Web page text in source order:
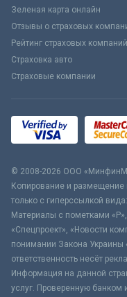
Зеленая карта онлайн
Отзывы о страховых
Рейтинг страховых компаний
Страховка авто
Страховые компании
© 2008-2026 ООО
Копирование и размещение
только с гиперссылкой
Материалы с пометками
«Спецпроект», «Новости
понимании Закона
ответственность несёт
Информация на данной
услуг. Проверенную банком